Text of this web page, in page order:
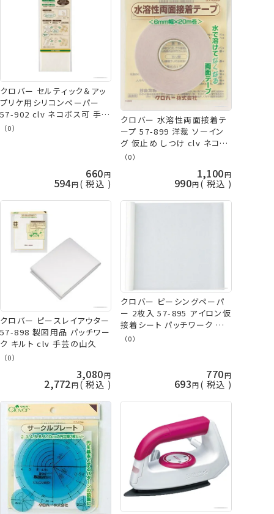
クロバー セルティック＆アッ
プリケ用シリコンペーパー
57-902 clv ネコポス可 手芸
の山久
（0）
660
594 税込
クロバー 水溶性両面接着テ
ープ 57-899 洋裁 ソーイン
グ 仮止め しつけ clv ネコポ
ス可 手芸の山久
（0）
1,100
990 税込
クロバー ピースレイアウター
57-898 製図用品 パッチワー
ク キルト clv 手芸の山久
（0）
3,080
2,772 税込
クロバー ピーシングペーパ
ー 2枚入 57-895 アイロン仮
接着シート パッチワーク キ
ルト clv 手芸の山久
（0）
770
693 税込